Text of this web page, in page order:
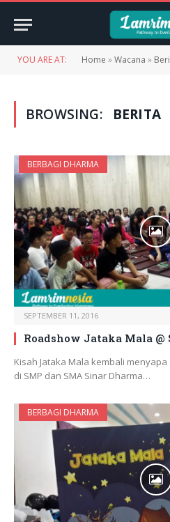
YOU ARE AT: Home »Wacana »
BROWSING: BERITA
BERBAGI DHARMA
SEPTEMBER 11, 2016
Roadshow Jataka Mala
Kisah Jataka Mala kembali
di SMP dan SMA Sinar Dharma…
BERBAGI DHARMA